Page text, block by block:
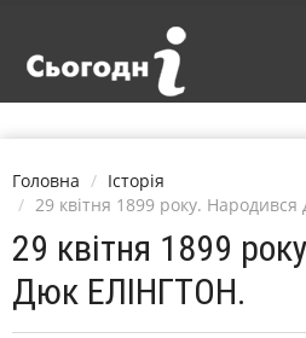
Головна
Історія
29 квітня 1899 року.
29 квітня 1899
Дюк ЕЛІНГТОН.